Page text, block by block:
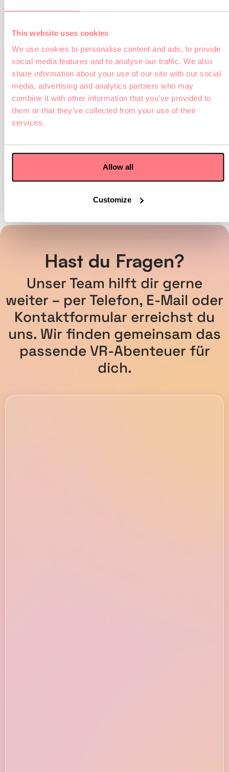
This website uses cookies
We use cookies to personalise content and ads, to provide
social media features and to analyse our traffic. We also
share information about your use of our site with our social
media, advertising and analytics partners who may
combine it with other information that you’ve provided to
them or that they’ve collected from your use of their
services.
Allow all
Customize
ein
Beim Bezahlvorgang
Telefon
Brauchst du Hilfe? Wir
unterstützen gerne beim
Buchungsvorgang per
Gerne machen wir die
Buchung für dich per E-
Code und das
Datum und Uhrzeit zu.
Hast du Fragen?
Unser Team hilft dir gerne
weiter – per Telefon, E-Mail oder
Kontaktformular erreichst du
uns. Wir finden gemeinsam das
passende VR-Abenteuer für
dich.